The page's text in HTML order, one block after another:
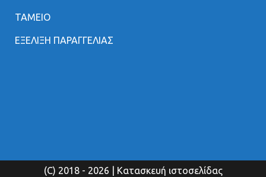
ΤΑΜΕΙΟ
ΕΞΕΛΙΞΗ ΠΑΡΑΓΓΕΛΙΑΣ
(C) 2018 - 2026 | Κατασκευή ιστοσελίδας